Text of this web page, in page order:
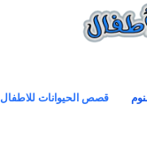
قصص الحيوانات للاطفال